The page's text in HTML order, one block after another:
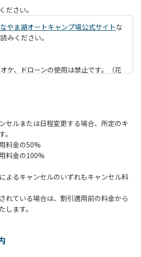
ださい。
やま湖オートキャンプ場公式サイトな
みください。
ケ、ドローンの使用は禁止です。（花
ご注意ください。
ものについては、灰・残り火入れに投
客様は、マナーに十分気をつけてくだ
惑になりますと、退場していただきま
りますのでご利用ください。ただし、
せん。
、車のエンジンを停止してください。
10㎞/h以下です。
。
セルまたは日程変更する場合、所定のキ
料金の50%
料金の100%
よるキャンセルのいずれもキャンセル料
れている場合は、割引適用前の料金から
します。